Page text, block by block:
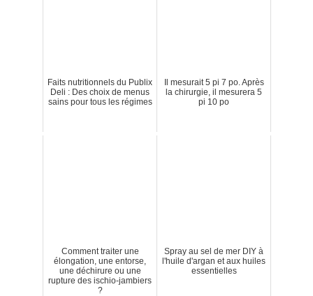
Faits nutritionnels du Publix
Deli : Des choix de menus
sains pour tous les régimes
Il mesurait 5 pi 7 po. Après
la chirurgie, il mesurera 5
pi 10 po
Comment traiter une
élongation, une entorse,
une déchirure ou une
rupture des ischio-jambiers
?
Spray au sel de mer DIY à
l'huile d'argan et aux huiles
essentielles